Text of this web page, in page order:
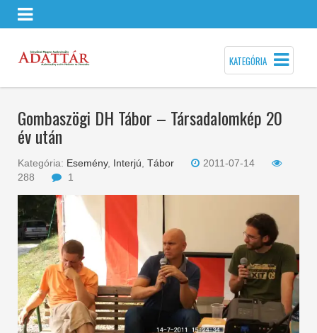
KATEGÓRIA
Gombaszögi DH Tábor – Társadalomkép 20
év után
Kategória: Esemény, Interjú Tábor
2011-07-14
288
1